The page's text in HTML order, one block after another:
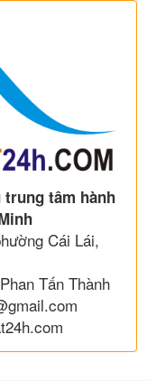
tâm hành
Cái Lái,
Tấn Thành